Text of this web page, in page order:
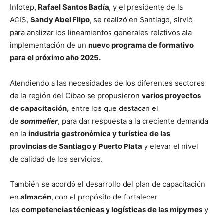
Infotep, Rafael Santos Badía, y el presidente de la
ACIS, Sandy Abel Filpo, se realizó en Santiago, sirvió
para analizar los lineamientos generales relativos ala
implementación de un nuevo programa de formativo
para el próximo año 2025.
Atendiendo a las necesidades de los diferentes sectores
de la región del Cibao se propusieron varios proyectos
de capacitación, entre los que destacan el
de sommelier, para dar respuesta a la creciente demanda
en la industria gastronómica y turística de las
provincias de Santiago y Puerto Plata y elevar el nivel
de calidad de los servicios.
También se acordó el desarrollo del plan de capacitación
en almacén, con el propósito de fortalecer
las competencias técnicas y logísticas de las mipymes y